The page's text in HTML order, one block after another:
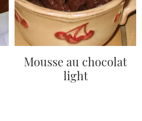
Mousse au chocolat
light